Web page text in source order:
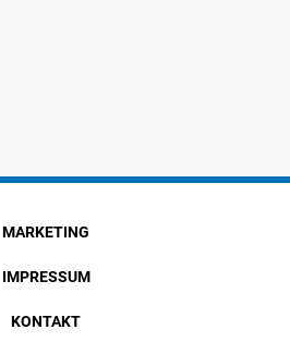
MARKETING
IMPRESSUM
KONTAKT